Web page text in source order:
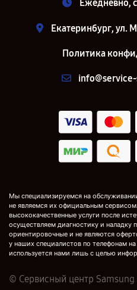
Ежедневно,
Екатеринбург, ул.
Политика
Мы специализируемся на
не являемся их официальным
высококачественные услуги после
осуществляем диагностику и наладку
ориентировочные и не являются
у наших специалистов по телефонам
используется нами лишь с целью
© Сервисный центр Samsung